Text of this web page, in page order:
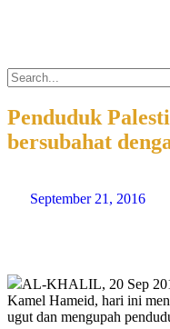
Penduduk
bersubahat
September 21, 2016
AL-KHALIL, 20 Sep
Kamel Hameid, hari ini
ugut dan mengupah